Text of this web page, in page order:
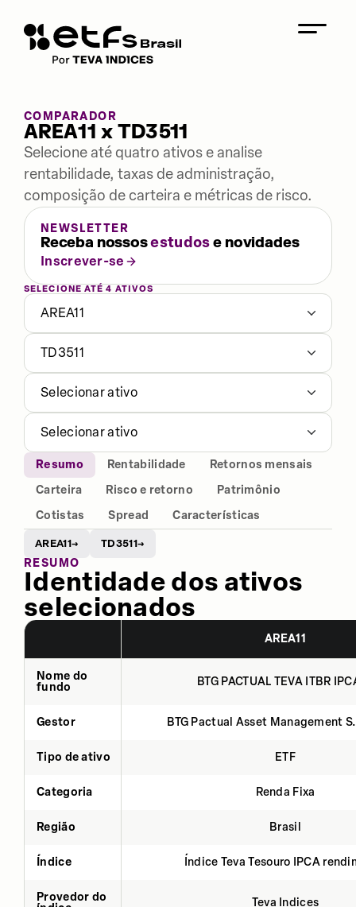
COMPARADOR
AREA11 x TD3511
Selecione até quatro ativos e analise
rentabilidade, taxas de administração,
composição de carteira e métricas de risco.
NEWSLETTER
Receba nossosestudose novidades
Inscrever-se
SELECIONE ATÉ 4 ATIVOS
AREA11
TD3511
Selecionar ativo
Selecionar ativo
Resumo Rentabilidade
Retornos mensais
Carteira
Risco e retorno
Patrimônio
Cotistas
Spread Características
AREA11→ TD3511→
RESUMO
Identidade dos ativos
selecionados
AREA11
Nome do
fundo
BTG PACTUAL TEVA ITBR
Gestor BTG Pactual Asset Management
Tipo de ativo ETF
Categoria Renda Fixa
Região Brasil
Índice Índice Teva Tesouro IPCA
Provedor do
Teva Indices